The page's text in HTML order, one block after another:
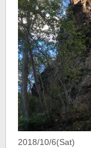
2018/10/6(Sat)